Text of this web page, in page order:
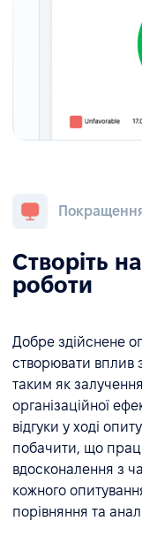
Створіть
роботи
Добре здійснене
створювати вплив
таким як
організаційної
відгуки у ході
побачити, що
вдосконалення з
кожного
порівняння та